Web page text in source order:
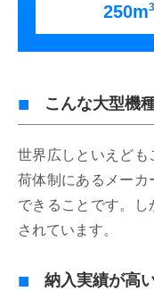
250m3
こんな大型機
世界広しといえども
荷体制にあるメーカ
できることです。
されています。
納入実績が高